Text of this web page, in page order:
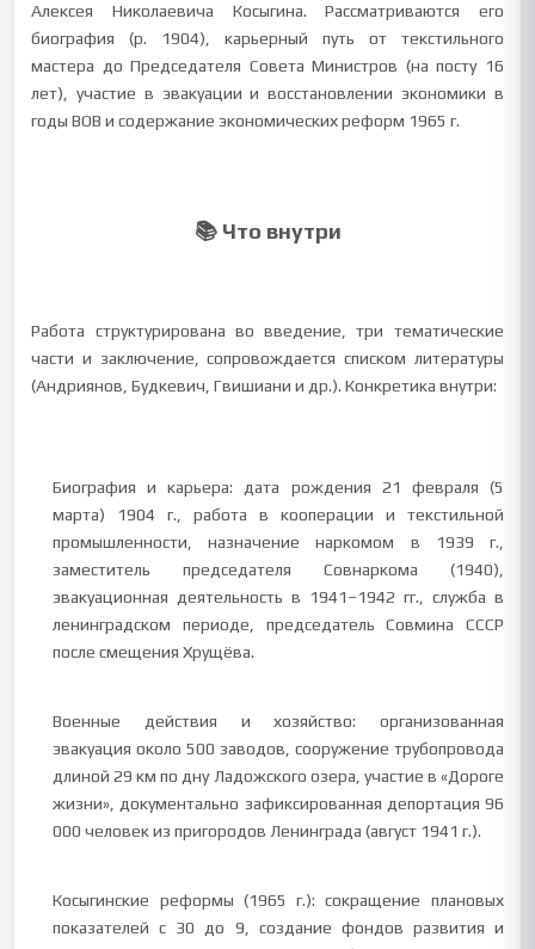
Алексея Николаевича Косыгина. Рассматриваются его
биография (р. 1904), карьерный путь от текстильного
мастера до Председателя Совета Министров (на посту 16
лет), участие в эвакуации и восстановлении экономики в
годы ВОВ и содержание экономических реформ 1965 г.
📚 Что внутри
Работа структурирована во введение, три тематические
части и заключение, сопровождается списком литературы
(Андриянов, Будкевич, Гвишиани и др.). Конкретика внутри:
Биография и карьера: дата рождения 21 февраля (5
марта) 1904 г., работа в кооперации и текстильной
промышленности, назначение наркомом в 1939 г.,
заместитель председателя Совнаркома (1940),
эвакуационная деятельность в 1941–1942 гг., служба в
ленинградском периоде, председатель Совмина СССР
после смещения Хрущёва.
Военные действия и хозяйство: организованная
эвакуация около 500 заводов, сооружение трубопровода
длиной 29 км по дну Ладожского озера, участие в «Дороге
жизни», документально зафиксированная депортация 96
000 человек из пригородов Ленинграда (август 1941 г.).
Косыгинские реформы (1965 г.): сокращение плановых
показателей с 30 до 9, создание фондов развития и